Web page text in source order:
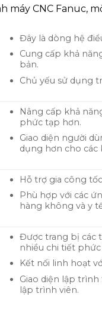
máy CNC Fanuc,
Đây là dòng hệ
Cung cấp khả
bản.
Chủ yếu sử dụng
Nâng cấp khả
phức tạp hơn.
Giao diện người
dụng hơn cho các
Hỗ trợ gia công
Phù hợp với các
hàng không và y
Được trang bị các
nhiều chi tiết
Kết nối linh hoạt
Giao diện lập
lập trình viên.